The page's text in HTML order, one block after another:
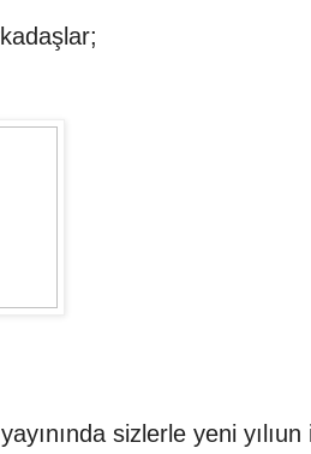
yayınında sizlerle yeni